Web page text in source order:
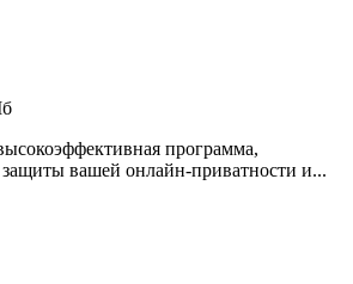
программа,
защиты вашей онлайн-приватности и...